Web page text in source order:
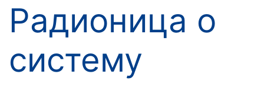
Радионица о
систему